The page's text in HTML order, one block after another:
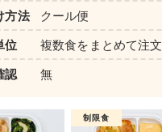
方法 クール便
位 複数食をまとめて注文
認 無
制限食